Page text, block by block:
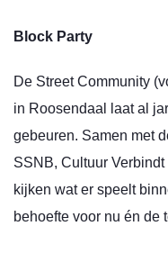
Block Party
De Street Community
in Roosendaal laat al
gebeuren. Samen met
SSNB, Cultuur
kijken wat er speelt
behoefte voor nu én de